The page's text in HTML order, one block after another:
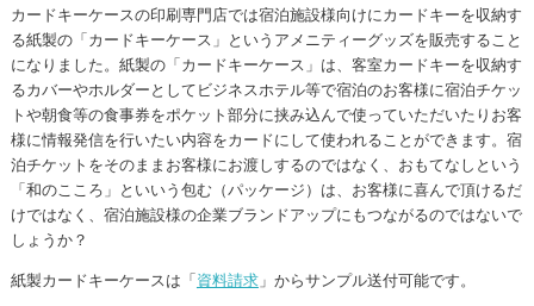
カードキーケースの印刷専門店では宿泊施設様向けにカードキーを収納す
る紙製の「カードキーケース」というアメニティーグッズを販売すること
になりました。紙製の「カードキーケース」は、客室カードキーを収納す
るカバーやホルダーとしてビジネスホテル等で宿泊のお客様に宿泊チケッ
トや朝食等の食事券をポケット部分に挟み込んで使っていただいたりお客
様に情報発信を行いたい内容をカードにして使われることができます。宿
泊チケットをそのままお客様にお渡しするのではなく、おもてなしという
「和のこころ」といいう包む（パッケージ）は、お客様に喜んで頂けるだ
けではなく、宿泊施設様の企業ブランドアップにもつながるのではないで
しょうか？
紙製カードキーケースは「資料請求」からサンプル送付可能です。